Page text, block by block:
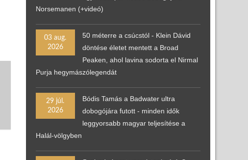
Norsemanen (+videó)
03 aug.
2026
50 méterre a csúcstól - Klein Dávid
döntése életet mentett a Broad
Peaken, ahol lavina sodorta el Nirmal
Purja hegymászólegendát
29 júl.
2026
Bódis Tamás a Badwater ultra
dobogójára futott - minden idők
leggyorsabb magyar teljesítése a
Halál-völgyben